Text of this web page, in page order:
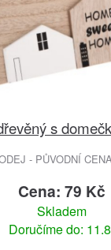
s
- PŮVODNÍ
Cena: 79 Kč
Skladem
Doručíme do: